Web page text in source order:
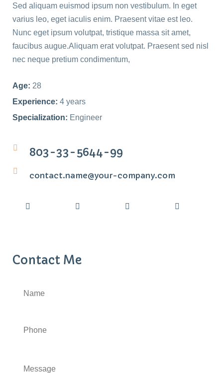
Sed aliquam euismod ipsum non vestibulum. In eget
varius leo, eget iaculis enim. Praesent vitae est leo.
Nunc eget ipsum volutpat, tristique massa sit amet,
faucibus augue.Aliquam erat volutpat. Praesent sed nisl
nec neque pretium condimentum,
Age: 28
Experience: 4 years
Specialization: Engineer
803-33-5644-99
contact.name@your-company.com
Contact Me